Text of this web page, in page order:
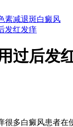
素减退斑白癜风
发红发痒
过后发
很多白癜风患者